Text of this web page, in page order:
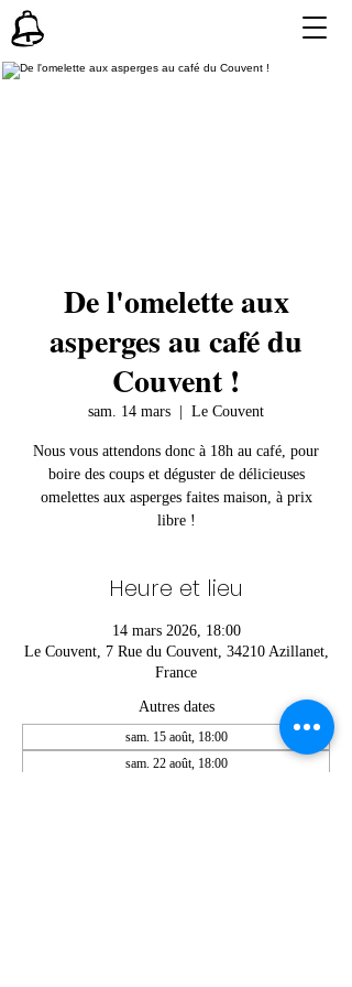
De l'omelette aux
asperges au café du
Couvent !
sam. 14 mars Le Couvent
Nous vous attendons donc à 18h au café, pour
boire des coups et déguster de délicieuses
omelettes aux asperges faites maison, à prix
libre !
Heure et lieu
14 mars 2026, 18:00
Le Couvent, 7 Rue du Couvent, 34210 Azillanet,
France
Autres dates
sam. 15 août, 18:00
sam. 22 août, 18:00